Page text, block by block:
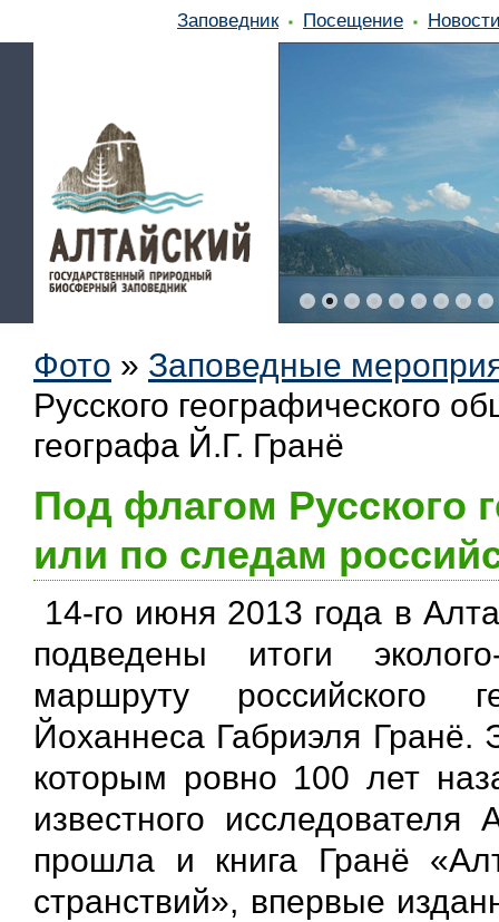
Заповедник Посещение
Фото » Заповедные
Русского географического
географа Й.Г. Гранё
Под флагом Русского
или по следам
14-го июня 2013 года в
подведены итоги
маршруту российского
Йоханнеса Габриэля
которым ровно 100 лет
известного
прошла и книга Гранё
странствий», впервые